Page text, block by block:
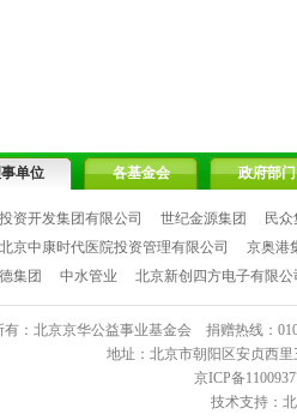
单位 各基金会 政府部门
资开发集团有限公司 世纪金源集团
民
北京中康时代医院投资管理有限公司
京奥港
集团 中水管业 北京新创四方电子有限公
有：北京京华公益事业基金会 捐赠热线：
地址：北京市朝阳区安贞西
京ICP备
技术支持：